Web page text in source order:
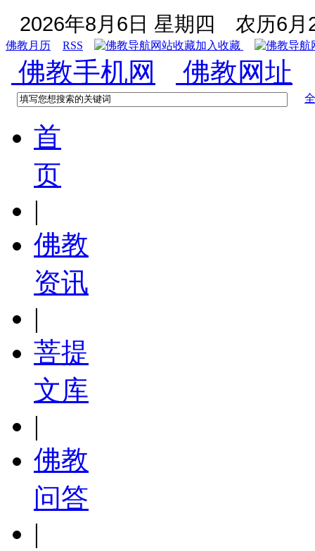
2026年8月6日 星期四 农历6月
佛教月历 RSS 加入收藏
佛教手机网 佛教网址
首
页
|
佛教
资讯
|
菩提
文库
|
佛教
问答
|